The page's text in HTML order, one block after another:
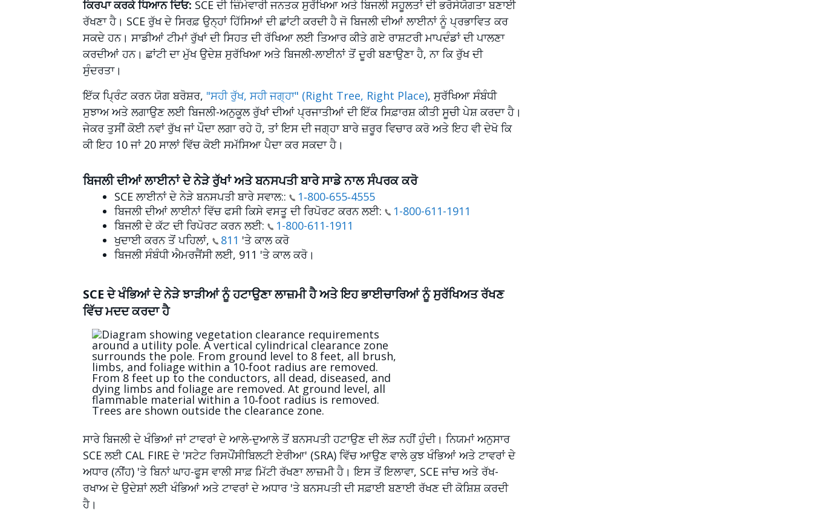
ਕਿਰਪਾ ਕਰਕੇ ਧਿਆਨ ਦਿਓ: SCE ਦੀ ਜ਼ਿੰਮੇਵਾਰੀ ਜਨਤਕ ਸੁਰੱਖਿਆ ਅਤੇ ਬਿਜਲੀ ਸਹੂਲਤਾਂ ਦੀ ਭਰੋਸੇਯੋਗਤਾ ਬਣਾਈ
ਰੱਖਣਾ ਹੈ। SCE ਰੁੱਖ ਦੇ ਸਿਰਫ਼ ਉਨ੍ਹਾਂ ਹਿੱਸਿਆਂ ਦੀ ਛਾਂਟੀ ਕਰਦੀ ਹੈ ਜੋ ਬਿਜਲੀ ਦੀਆਂ ਲਾਈਨਾਂ ਨੂੰ ਪ੍ਰਭਾਵਿਤ ਕਰ
ਸਕਦੇ ਹਨ। ਸਾਡੀਆਂ ਟੀਮਾਂ ਰੁੱਖਾਂ ਦੀ ਸਿਹਤ ਦੀ ਰੱਖਿਆ ਲਈ ਤਿਆਰ ਕੀਤੇ ਗਏ ਰਾਸ਼ਟਰੀ ਮਾਪਦੰਡਾਂ ਦੀ ਪਾਲਣਾ
ਕਰਦੀਆਂ ਹਨ। ਛਾਂਟੀ ਦਾ ਮੁੱਖ ਉਦੇਸ਼ ਸੁਰੱਖਿਆ ਅਤੇ ਬਿਜਲੀ-ਲਾਈਨਾਂ ਤੋਂ ਦੂਰੀ ਬਣਾਉਣਾ ਹੈ, ਨਾ ਕਿ ਰੁੱਖ ਦੀ
ਸੁੰਦਰਤਾ।
ਇੱਕ ਪ੍ਰਿੰਟ ਕਰਨ ਯੋਗ ਬਰੋਸ਼ਰ, "ਸਹੀ ਰੁੱਖ, ਸਹੀ ਜਗ੍ਹਾ" (Right Tree, Right Place), ਸੁਰੱਖਿਆ ਸੰਬੰਧੀ
ਸੁਝਾਅ ਅਤੇ ਲਗਾਉਣ ਲਈ ਬਿਜਲੀ-ਅਨੁਕੂਲ ਰੁੱਖਾਂ ਦੀਆਂ ਪ੍ਰਜਾਤੀਆਂ ਦੀ ਇੱਕ ਸਿਫ਼ਾਰਸ਼ ਕੀਤੀ ਸੂਚੀ ਪੇਸ਼ ਕਰਦਾ ਹੈ।
ਜੇਕਰ ਤੁਸੀਂ ਕੋਈ ਨਵਾਂ ਰੁੱਖ ਜਾਂ ਪੌਦਾ ਲਗਾ ਰਹੇ ਹੋ, ਤਾਂ ਇਸ ਦੀ ਜਗ੍ਹਾ ਬਾਰੇ ਜ਼ਰੂਰ ਵਿਚਾਰ ਕਰੋ ਅਤੇ ਇਹ ਵੀ ਦੇਖੋ ਕਿ
ਕੀ ਇਹ 10 ਜਾਂ 20 ਸਾਲਾਂ ਵਿੱਚ ਕੋਈ ਸਮੱਸਿਆ ਪੈਦਾ ਕਰ ਸਕਦਾ ਹੈ।
ਬਿਜਲੀ ਦੀਆਂ ਲਾਈਨਾਂ ਦੇ ਨੇੜੇ ਰੁੱਖਾਂ ਅਤੇ ਬਨਸਪਤੀ ਬਾਰੇ ਸਾਡੇ ਨਾਲ ਸੰਪਰਕ ਕਰੋ
SCE ਲਾਈਨਾਂ ਦੇ ਨੇੜੇ ਬਨਸਪਤੀ ਬਾਰੇ ਸਵਾਲ::
1‑800‑655‑4555
ਬਿਜਲੀ ਦੀਆਂ ਲਾਈਨਾਂ ਵਿੱਚ ਫਸੀ ਕਿਸੇ ਵਸਤੂ ਦੀ ਰਿਪੋਰਟ ਕਰਨ ਲਈ:
1-800-611-1911
ਬਿਜਲੀ ਦੇ ਕੱਟ ਦੀ ਰਿਪੋਰਟ ਕਰਨ ਲਈ:
1-800-611-1911
ਖੁਦਾਈ ਕਰਨ ਤੋਂ ਪਹਿਲਾਂ,
811 'ਤੇ ਕਾਲ ਕਰੋ
ਬਿਜਲੀ ਸੰਬੰਧੀ ਐਮਰਜੈਂਸੀ ਲਈ, 911 'ਤੇ ਕਾਲ ਕਰੋ।
SCE ਦੇ ਖੰਭਿਆਂ ਦੇ ਨੇੜੇ ਝਾੜੀਆਂ ਨੂੰ ਹਟਾਉਣਾ ਲਾਜ਼ਮੀ ਹੈ ਅਤੇ ਇਹ ਭਾਈਚਾਰਿਆਂ ਨੂੰ ਸੁਰੱਖਿਅਤ ਰੱਖਣ
ਵਿੱਚ ਮਦਦ ਕਰਦਾ ਹੈ
Image
ਸਾਰੇ ਬਿਜਲੀ ਦੇ ਖੰਭਿਆਂ ਜਾਂ ਟਾਵਰਾਂ ਦੇ ਆਲੇ-ਦੁਆਲੇ ਤੋਂ ਬਨਸਪਤੀ ਹਟਾਉਣ ਦੀ ਲੋੜ ਨਹੀਂ ਹੁੰਦੀ। ਨਿਯਮਾਂ ਅਨੁਸਾਰ
SCE ਲਈ CAL FIRE ਦੇ 'ਸਟੇਟ ਰਿਸਪੌਂਸੀਬਿਲਟੀ ਏਰੀਆ' (SRA) ਵਿੱਚ ਆਉਣ ਵਾਲੇ ਕੁਝ ਖੰਭਿਆਂ ਅਤੇ ਟਾਵਰਾਂ ਦੇ
ਅਧਾਰ (ਨੀਂਹ) 'ਤੇ ਬਿਨਾਂ ਘਾਹ-ਫੂਸ ਵਾਲੀ ਸਾਫ਼ ਮਿੱਟੀ ਰੱਖਣਾ ਲਾਜ਼ਮੀ ਹੈ। ਇਸ ਤੋਂ ਇਲਾਵਾ, SCE ਜਾਂਚ ਅਤੇ ਰੱਖ-
ਰਖਾਅ ਦੇ ਉਦੇਸ਼ਾਂ ਲਈ ਖੰਭਿਆਂ ਅਤੇ ਟਾਵਰਾਂ ਦੇ ਅਧਾਰ 'ਤੇ ਬਨਸਪਤੀ ਦੀ ਸਫ਼ਾਈ ਬਣਾਈ ਰੱਖਣ ਦੀ ਕੋਸ਼ਿਸ਼ ਕਰਦੀ
ਹੈ।